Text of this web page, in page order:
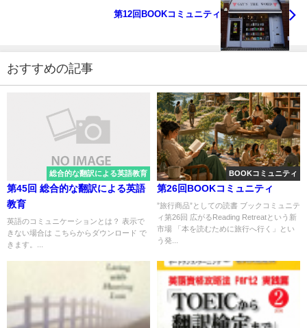
第12回BOOKコミュニティ
おすすめの記事
総合的な翻訳による英語教育
第45回 総合的な翻訳による英語
教育
英語のコミュニケーションとは？ 表示で
きない場合は こちらからダウンロード で
きます。...
BOOKコミュニティ
第26回BOOKコミュニティ
”旅行商品”としての読書 ブックコミュニテ
ィ第26回 広がるReading Retreatという新
市場 「本を読むために旅行へ行く」とい
う発...